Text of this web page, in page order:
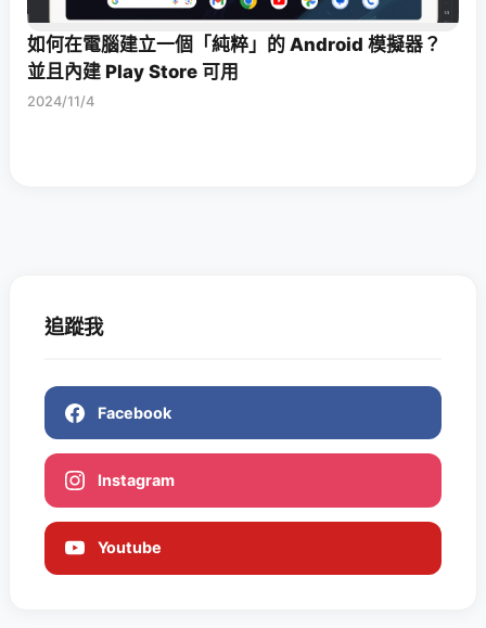
如何在電腦建立一個「純粹」的 Android 模擬器？
並且內建 Play Store 可用
2024/11/4
追蹤我
Facebook
Instagram
Youtube